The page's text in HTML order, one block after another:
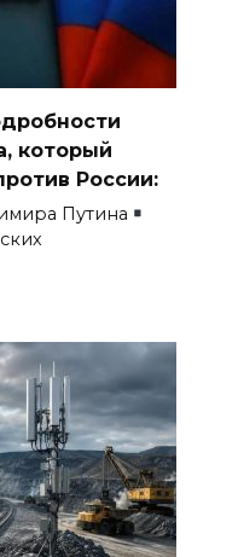
который
России:
Путина